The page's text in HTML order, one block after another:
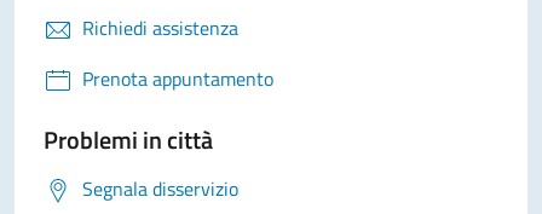
Richiedi assistenza
Prenota appuntamento
Problemi in città
Segnala disservizio